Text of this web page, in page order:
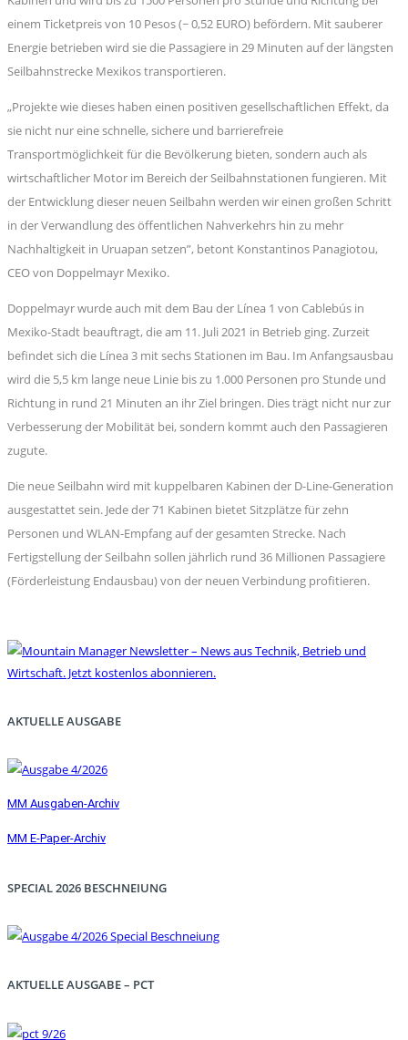
einem Ticketpreis von 10 Pesos (~ 0,52 EURO) befördern. Mit sauberer
Energie betrieben wird sie die Passagiere in 29 Minuten auf der längsten
Seilbahnstrecke Mexikos transportieren.
„Projekte wie dieses haben einen positiven gesellschaftlichen Effekt, da
sie nicht nur eine schnelle, sichere und barrierefreie
Transportmöglichkeit für die Bevölkerung bieten, sondern auch als
wirtschaftlicher Motor im Bereich der Seilbahnstationen fungieren. Mit
der Entwicklung dieser neuen Seilbahn werden wir einen großen Schritt
in der Verwandlung des öffentlichen Nahverkehrs hin zu mehr
Nachhaltigkeit in Uruapan setzen”, betont Konstantinos Panagiotou,
CEO von Doppelmayr Mexiko.
Doppelmayr wurde auch mit dem Bau der Línea 1 von Cablebús in
Mexiko-Stadt beauftragt, die am 11. Juli 2021 in Betrieb ging. Zurzeit
befindet sich die Línea 3 mit sechs Stationen im Bau. Im Anfangsausbau
wird die 5,5 km lange neue Linie bis zu 1.000 Personen pro Stunde und
Richtung in rund 21 Minuten an ihr Ziel bringen. Dies trägt nicht nur zur
Verbesserung der Mobilität bei, sondern kommt auch den Passagieren
zugute.
Die neue Seilbahn wird mit kuppelbaren Kabinen der D-Line-Generation
ausgestattet sein. Jede der 71 Kabinen bietet Sitzplätze für zehn
Personen und WLAN-Empfang auf der gesamten Strecke. Nach
Fertigstellung der Seilbahn sollen jährlich rund 36 Millionen Passagiere
(Förderleistung Endausbau) von der neuen Verbindung profitieren.
AKTUELLE AUSGABE
MM Ausgaben-Archiv
MM E-Paper-Archiv
SPECIAL 2026 BESCHNEIUNG
AKTUELLE AUSGABE – PCT